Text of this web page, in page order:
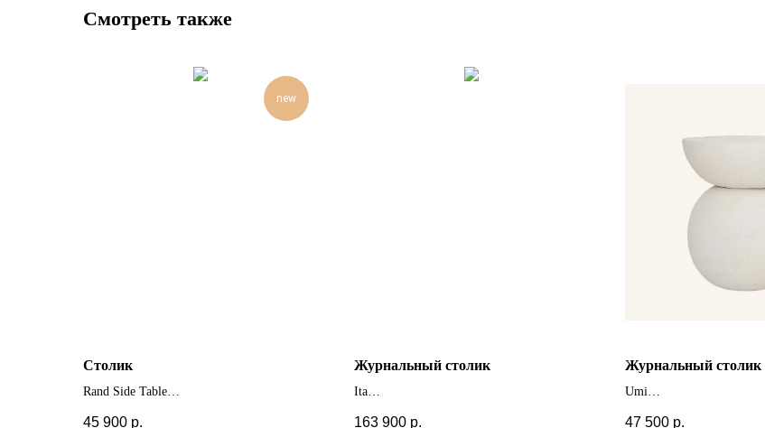
Смотреть также
new
Столик
Rand Side Table
45 900 р.
Журнальный столик
Ita
163 900 р.
Журнальный столик
Umi
47 500 р.